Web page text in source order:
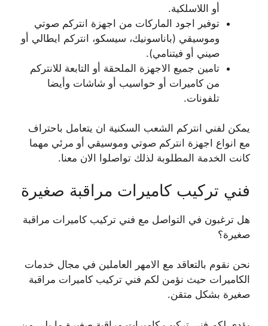
أو اللاسلكية.
توفير اجود الماركات من اجهزة انتركم صوتي
وموسيقي (باناسونيك، سيسكو، انتركم ايطالي أو
صيني أو فيتنامي).
تامين جميع الاجهزة الملحقة أو التابعة للانتركم
من كاميرات أو حواسيب أو شاشات وأيضا
تلفونات.
يمكن لفني انتركم الشعب السكنية ان يتعامل باحتراف
مع انواع اجهزة انتركم صوتي وموسيقي أو مرئي مهما
كانت الخدمة المطلوبة لذلك تواصلوا الان معنا.
فني تركيب كاميرات مراقبة صغيرة
هل ترغبون في التواصل مع فني تركيب كاميرات مراقبة
صغيرة؟
نحن نقوم بالتعاقد مع الامهر العاملين في مجال خدمات
الكاميرات حيث نؤمن لكم فني تركيب كاميرات مراقبة
صغيرة بشكل متقن.